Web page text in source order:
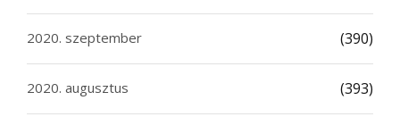
2020. szeptember (390)
2020. augusztus (393)